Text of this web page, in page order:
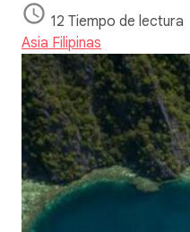
12 Tiempo de lectura
Asia Filipinas